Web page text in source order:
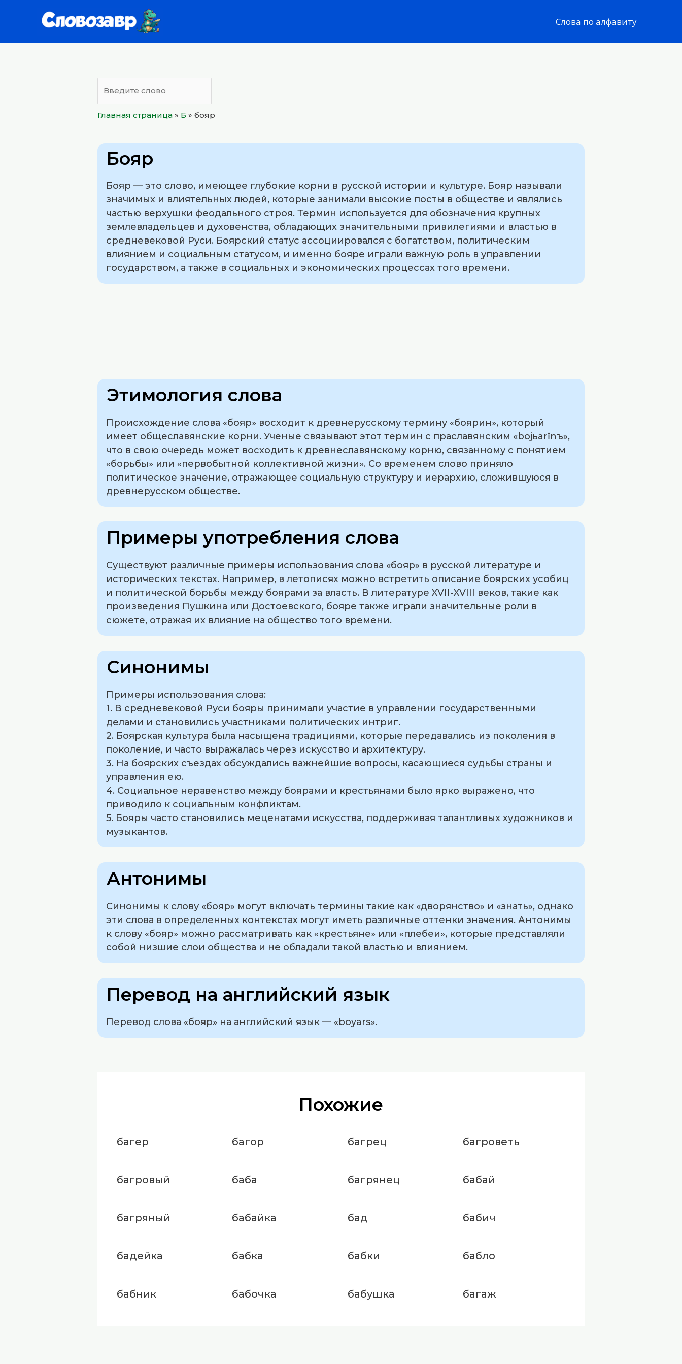
Слова по алфавиту
Главная страница » Б » бояр
Бояр
Бояр — это слово, имеющее глубокие корни в русской истории и культуре. Бояр называли
значимых и влиятельных людей, которые занимали высокие посты в обществе и являлись
частью верхушки феодального строя. Термин используется для обозначения крупных
землевладельцев и духовенства, обладающих значительными привилегиями и властью в
средневековой Руси. Боярский статус ассоциировался с богатством, политическим
влиянием и социальным статусом, и именно бояре играли важную роль в управлении
государством, а также в социальных и экономических процессах того времени.
Этимология слова
Происхождение слова «бояр» восходит к древнерусскому термину «боярин», который
имеет общеславянские корни. Ученые связывают этот термин с праславянским «bojьarĭnъ»,
что в свою очередь может восходить к древнеславянскому корню, связанному с понятием
«борьбы» или «первобытной коллективной жизни». Со временем слово приняло
политическое значение, отражающее социальную структуру и иерархию, сложившуюся в
древнерусском обществе.
Примеры употребления слова
Существуют различные примеры использования слова «бояр» в русской литературе и
исторических текстах. Например, в летописях можно встретить описание боярских усобиц
и политической борьбы между боярами за власть. В литературе XVII-XVIII веков, такие как
произведения Пушкина или Достоевского, бояре также играли значительные роли в
сюжете, отражая их влияние на общество того времени.
Синонимы
Примеры использования слова:
1. В средневековой Руси бояры принимали участие в управлении государственными
делами и становились участниками политических интриг.
2. Боярская культура была насыщена традициями, которые передавались из поколения в
поколение, и часто выражалась через искусство и архитектуру.
3. На боярских съездах обсуждались важнейшие вопросы, касающиеся судьбы страны и
управления ею.
4. Социальное неравенство между боярами и крестьянами было ярко выражено, что
приводило к социальным конфликтам.
5. Бояры часто становились меценатами искусства, поддерживая талантливых художников и
музыкантов.
Антонимы
Синонимы к слову «бояр» могут включать термины такие как «дворянство» и «знать», однако
эти слова в определенных контекстах могут иметь различные оттенки значения. Антонимы
к слову «бояр» можно рассматривать как «крестьяне» или «плебеи», которые представляли
собой низшие слои общества и не обладали такой властью и влиянием.
Перевод на английский язык
Перевод слова «бояр» на английский язык — «boyars».
Похожие
багер багор багрец багроветь
багровый баба багрянец бабай
багряный бабайка бад бабич
бадейка бабка бабки бабло
бабник бабочка бабушка багаж